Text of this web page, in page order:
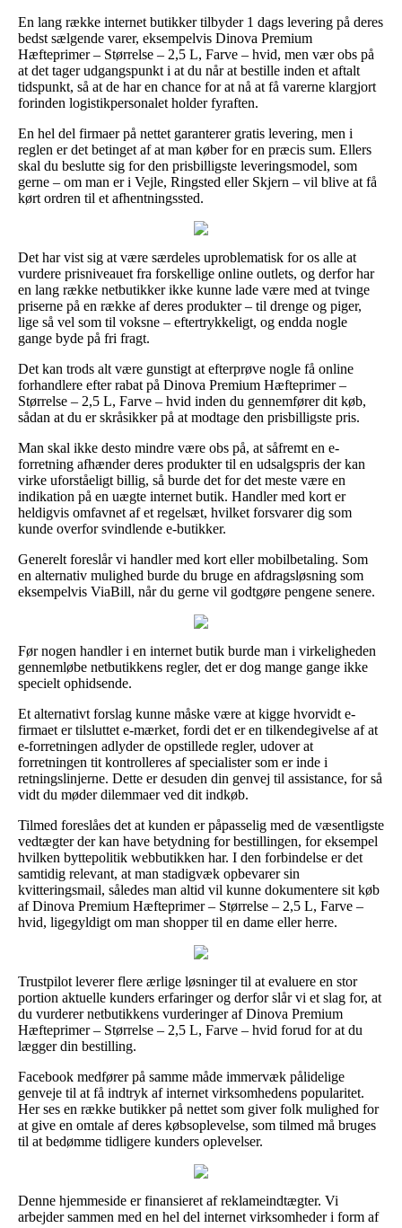
En lang række internet butikker tilbyder 1 dags levering på deres
bedst sælgende varer, eksempelvis Dinova Premium
Hæfteprimer – Størrelse – 2,5 L, Farve – hvid, men vær obs på
at det tager udgangspunkt i at du når at bestille inden et aftalt
tidspunkt, så at de har en chance for at nå at få varerne klargjort
forinden logistikpersonalet holder fyraften.
En hel del firmaer på nettet garanterer gratis levering, men i
reglen er det betinget af at man køber for en præcis sum. Ellers
skal du beslutte sig for den prisbilligste leveringsmodel, som
gerne – om man er i Vejle, Ringsted eller Skjern – vil blive at få
kørt ordren til et afhentningssted.
Det har vist sig at være særdeles uproblematisk for os alle at
vurdere prisniveauet fra forskellige online outlets, og derfor har
en lang række netbutikker ikke kunne lade være med at tvinge
priserne på en række af deres produkter – til drenge og piger,
lige så vel som til voksne – eftertrykkeligt, og endda nogle
gange byde på fri fragt.
Det kan trods alt være gunstigt at efterprøve nogle få online
forhandlere efter rabat på Dinova Premium Hæfteprimer –
Størrelse – 2,5 L, Farve – hvid inden du gennemfører dit køb,
sådan at du er skråsikker på at modtage den prisbilligste pris.
Man skal ikke desto mindre være obs på, at såfremt en e-
forretning afhænder deres produkter til en udsalgspris der kan
virke uforståeligt billig, så burde det for det meste være en
indikation på en uægte internet butik. Handler med kort er
heldigvis omfavnet af et regelsæt, hvilket forsvarer dig som
kunde overfor svindlende e-butikker.
Generelt foreslår vi handler med kort eller mobilbetaling. Som
en alternativ mulighed burde du bruge en afdragsløsning som
eksempelvis ViaBill, når du gerne vil godtgøre pengene senere.
Før nogen handler i en internet butik burde man i virkeligheden
gennemløbe netbutikkens regler, det er dog mange gange ikke
specielt ophidsende.
Et alternativt forslag kunne måske være at kigge hvorvidt e-
firmaet er tilsluttet e-mærket, fordi det er en tilkendegivelse af at
e-forretningen adlyder de opstillede regler, udover at
forretningen tit kontrolleres af specialister som er inde i
retningslinjerne. Dette er desuden din genvej til assistance, for så
vidt du møder dilemmaer ved dit indkøb.
Tilmed foreslåes det at kunden er påpasselig med de væsentligste
vedtægter der kan have betydning for bestillingen, for eksempel
hvilken byttepolitik webbutikken har. I den forbindelse er det
samtidig relevant, at man stadigvæk opbevarer sin
kvitteringsmail, således man altid vil kunne dokumentere sit køb
af Dinova Premium Hæfteprimer – Størrelse – 2,5 L, Farve –
hvid, ligegyldigt om man shopper til en dame eller herre.
Trustpilot leverer flere ærlige løsninger til at evaluere en stor
portion aktuelle kunders erfaringer og derfor slår vi et slag for, at
du vurderer netbutikkens vurderinger af Dinova Premium
Hæfteprimer – Størrelse – 2,5 L, Farve – hvid forud for at du
lægger din bestilling.
Facebook medfører på samme måde immervæk pålidelige
genveje til at få indtryk af internet virksomhedens popularitet.
Her ses en række butikker på nettet som giver folk mulighed for
at give en omtale af deres købsoplevelse, som tilmed må bruges
til at bedømme tidligere kunders oplevelser.
Denne hjemmeside er finansieret af reklameindtægter. Vi
arbejder sammen med en hel del internet virksomheder i form af